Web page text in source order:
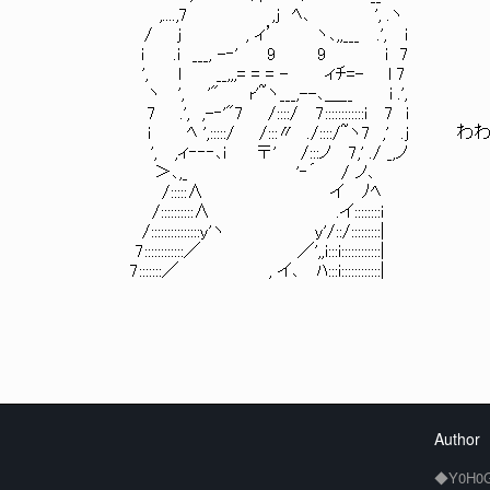
,....,7 ,j ﾍ､ ', .ヽ
/ j , ィ’ ヽ､,,___ .', i
i .i ___, -‐' 9 9 i 7
', l __,,,= = = - ィﾁ=- l 7
ヽ ', '" r'~ヽ___,--､＿__ i .',
7 .', ,-‐'"7 /::::/ 7::::::::::::i 7 i
i ﾍ ',:::::/ /:::〃 ./::::/~ヽ7 ,' .j わわわ……早
', ,ィ‐‐‐､i 〒' /:::ノ 7,' ./ _,ノ
＞､,_ '‐´ / ノ､
/:::::∧ イ ﾉﾍ
/::::::::::∧ .イ::::::::i
/:::::::::::::::y'ヽ y'/::/:::::::::|
7::::::::::::／ ／',,i:::i::::::::::::|
7:::::::／ , イ､ ﾊ:::i::::::::::::|
Author